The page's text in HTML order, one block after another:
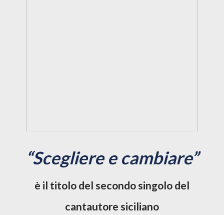
“Scegliere e cambiare”
è il titolo del secondo singolo del
cantautore siciliano